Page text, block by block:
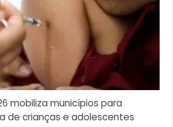
mobiliza municípios para
de crianças e adolescentes